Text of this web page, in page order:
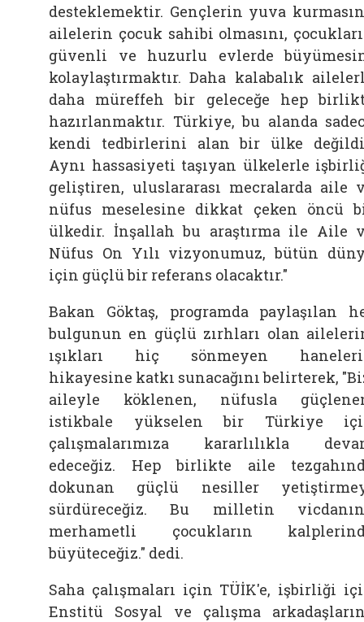
desteklemektir. Gençlerin yuva
ailelerin çocuk sahibi olmasını,
güvenli ve huzurlu evlerde
kolaylaştırmaktır. Daha kalabalık
daha müreffeh bir geleceğe hep
hazırlanmaktır. Türkiye, bu alanda
kendi tedbirlerini alan bir ülke
Aynı hassasiyeti taşıyan ülkelerle
geliştiren, uluslararası mecralarda aile
nüfus meselesine dikkat çeken öncü
ülkedir. İnşallah bu araştırma ile Aile
Nüfus On Yılı vizyonumuz, bütün
için güçlü bir referans olacaktır."
Bakan Göktaş, programda paylaşılan
bulgunun en güçlü zırhları olan
ışıkları hiç sönmeyen
hikayesine katkı sunacağını belirterek,
aileyle köklenen, nüfusla
istikbale yükselen bir Türkiye
çalışmalarımıza kararlılıkla
edeceğiz. Hep birlikte
aile
dokunan güçlü nesiller
sürdüreceğiz. Bu milletin
merhametli çocukların
büyüteceğiz." dedi.
Saha çalışmaları için TÜİK'e, işbirliği
Enstitü Sosyal ve çalışma